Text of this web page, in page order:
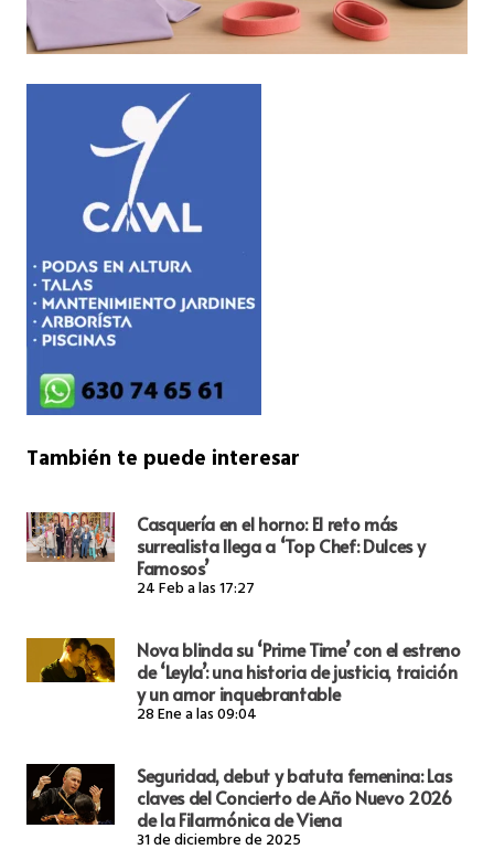
También te puede interesar
Casquería en el horno: El reto más
surrealista llega a ‘Top Chef: Dulces y
Famosos’
24 Feb a las 17:27
Nova blinda su ‘Prime Time’ con el estreno
de ‘Leyla’: una historia de justicia, traición
y un amor inquebrantable
28 Ene a las 09:04
Seguridad, debut y batuta femenina: Las
claves del Concierto de Año Nuevo 2026
de la Filarmónica de Viena
31 de diciembre de 2025